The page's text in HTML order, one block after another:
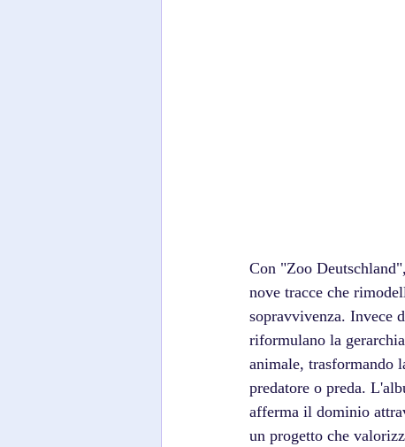
Con "Zoo
nove tracce che
sopravvivenza. Invece
riformulano la
animale, trasformando
predatore o preda.
afferma il dominio
un progetto che